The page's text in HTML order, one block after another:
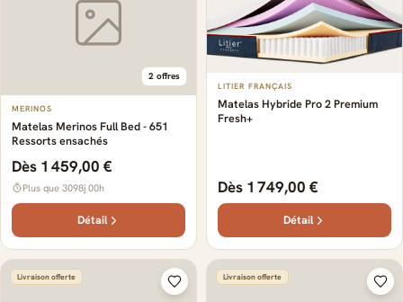
2 offres
MERINOS
Matelas Merinos Full Bed - 651
Ressorts ensachés
Dès 1 459,00 €
Plus que 3098j 00h
Détail
LITIER FRANÇAIS
Matelas Hybride Pro 2 Premium
Fresh+
Dès 1 749,00 €
Détail
Livraison offerte Livraison offerte